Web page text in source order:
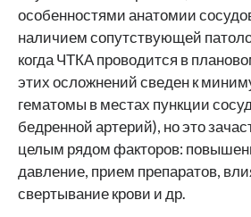
особенностями анатомии
наличием сопутствующей
когда ЧТКА проводится в
этих осложнений сведен к
гематомы в местах пункции
бедренной артерий), но это
целым рядом факторов:
давление, прием препаратов,
свертывание крови и др.